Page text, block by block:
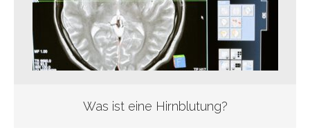
Was ist eine Hirnblutung?